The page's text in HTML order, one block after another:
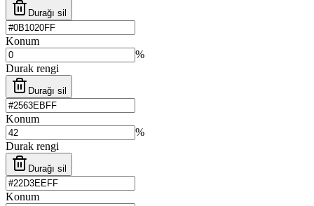
Durağı sil
Konum
%
Durak rengi
Durağı sil
Konum
%
Durak rengi
Durağı sil
Konum